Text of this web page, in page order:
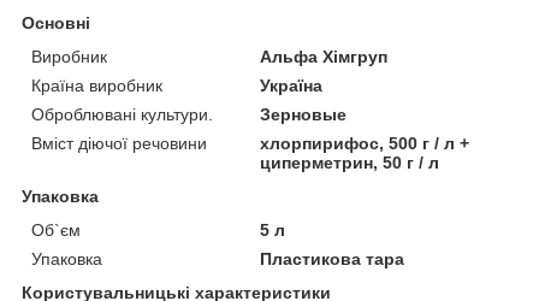
Основні
Виробник
Альфа Хімгруп
Країна виробник
Україна
Оброблювані культури.
Зерновые
Вміст діючої речовини
хлoрпирифoс, 500 г / л +
ципeрмeтрин, 50 г / л
Упаковка
Об`єм
5 л
Упаковка
Пластикова тара
Користувальницькі характеристики